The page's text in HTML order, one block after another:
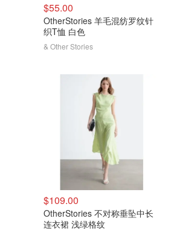
$55.00
OtherStories 羊毛混纺罗纹针
织T恤 白色
& Other Stories
$109.00
OtherStories 不对称垂坠中长
连衣裙 浅绿格纹